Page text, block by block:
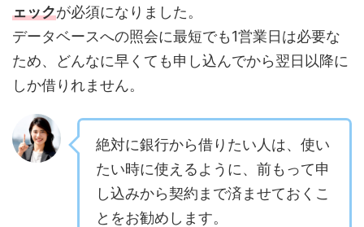
ェックが必須になりました。
データベースへの照会に最短でも1営業日は必要な
ため、どんなに早くても申し込んでから翌日以降に
しか借りれません。
絶対に銀行から借りたい人は、使い
たい時に使えるように、前もって申
し込みから契約まで済ませておくこ
とをお勧めします。